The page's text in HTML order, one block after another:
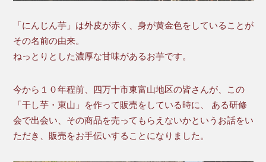
「にんじん芋」は外皮が赤く、身が黄金色をしていることが
その名前の由来。
ねっとりとした濃厚な甘味があるお芋です。
今から１０年程前、四万十市東富山地区の皆さんが、この
「干し芋・東山」を作って販売をしている時に、 ある研修
会で出会い、その商品を売ってもらえないかというお話をい
ただき、販売をお手伝いすることになりました。